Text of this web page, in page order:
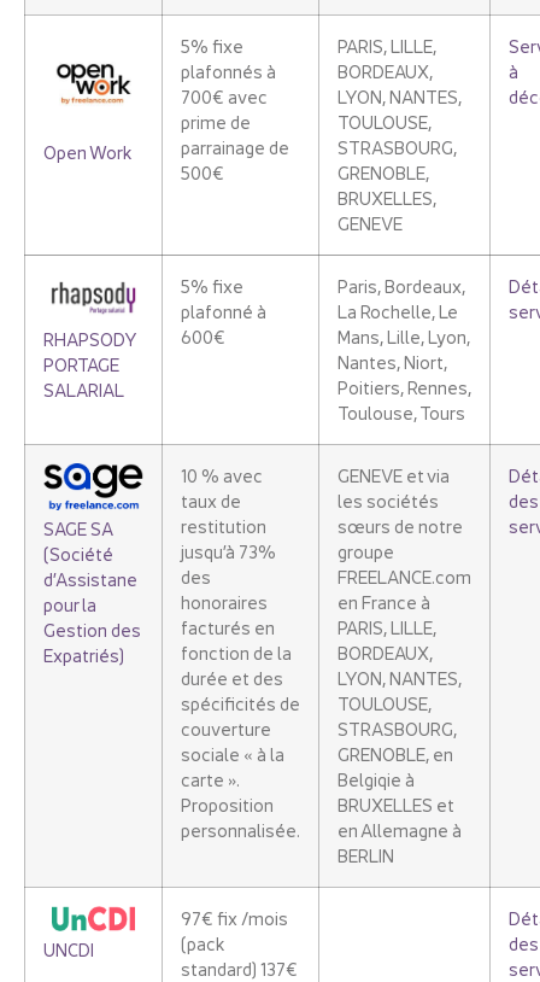
Open Work
5% fixe
plafonnés à
700€ avec
prime de
parrainage de
500€
PARIS, LILLE,
BORDEAUX,
LYON, NANTES,
TOULOUSE,
STRASBOURG,
GRENOBLE,
BRUXELLES,
GENEVE
à
RHAPSODY
PORTAGE
SALARIAL
5% fixe
plafonné à
600€
Paris, Bordeaux,
La Rochelle, Le
Mans, Lille, Lyon,
Nantes, Niort,
Poitiers, Rennes,
Toulouse, Tours
SAGE SA
(Société
d’Assistane
pour la
Gestion des
Expatriés)
10 % avec
taux de
restitution
jusqu’à 73%
des
honoraires
facturés en
fonction de la
durée et des
spécificités de
couverture
sociale « à la
carte ».
Proposition
personnalisée.
GENEVE et via
les sociétés
sœurs de notre
groupe
FREELANCE.com
en France à
PARIS, LILLE,
BORDEAUX,
LYON, NANTES,
TOULOUSE,
STRASBOURG,
GRENOBLE, en
Belgiqie à
BRUXELLES et
en Allemagne à
BERLIN
des
UNCDI
97€ fix /mois
(pack
standard) 137€
des